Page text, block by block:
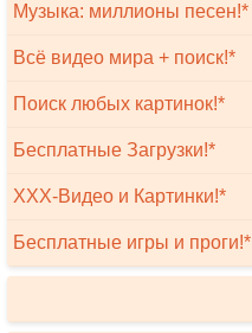
Музыка: миллионы песен!*
Всё видео мира + поиск!*
Поиск любых картинок!*
Бесплатные Загрузки!*
XXX-Видео и Картинки!*
Бесплатные игры и проги!*